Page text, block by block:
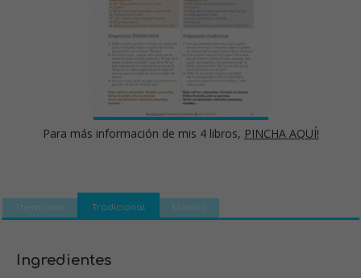
Para más información de mis 4 libros, PINCHA AQUÍ!
Thermomix Tradicional Mambo
Ingredientes